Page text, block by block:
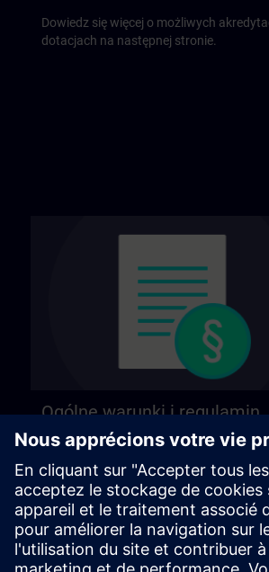
Dowiedz się więcej o możliwych
dotacjach na następnej stronie.
Ogólne warunki i regulamin
Nasze ogólne warunki pracy znajdziesz
następnej stronie.